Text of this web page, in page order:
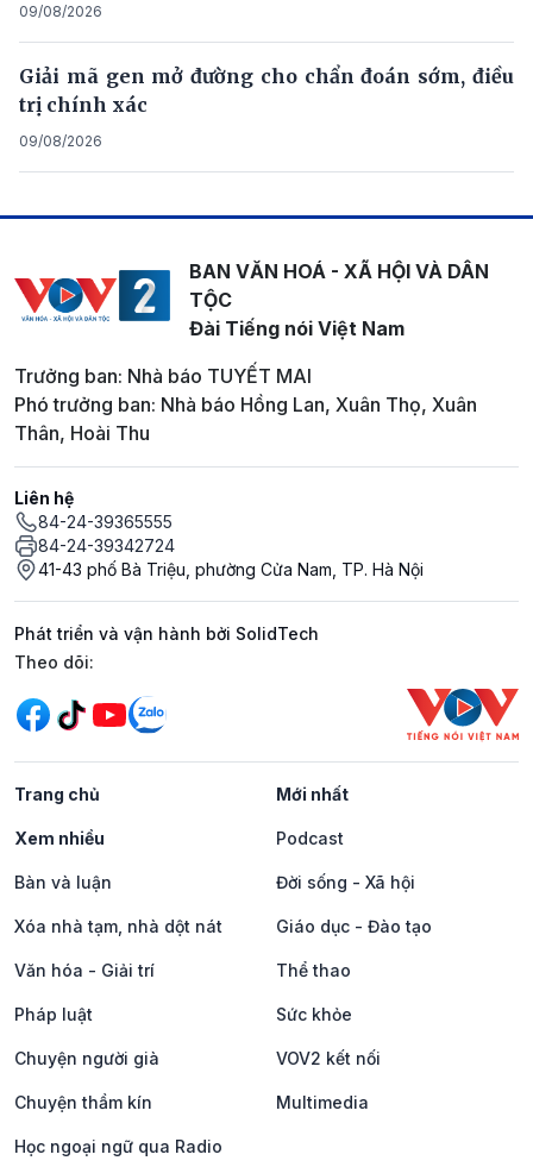
09/08/2026
Giải mã gen mở đường cho chẩn đoán sớm, điều
trị chính xác
09/08/2026
BAN VĂN HOÁ - XÃ HỘI VÀ DÂN
TỘC
Đài Tiếng nói Việt Nam
Trưởng ban: Nhà báo TUYẾT MAI
Phó trưởng ban: Nhà báo Hồng Lan, Xuân Thọ, Xuân
Thân, Hoài Thu
Liên hệ
84-24-39365555
84-24-39342724
41-43 phố Bà Triệu, phường Cửa Nam, TP. Hà Nội
Phát triển và vận hành bởi SolidTech
Mạng xã hội
Theo dõi:
Trang chủ Mới nhất
Xem nhiều Podcast
Bàn và luận Đời sống - Xã hội
Xóa nhà tạm, nhà dột nát Giáo dục - Đào tạo
Văn hóa - Giải trí Thể thao
Pháp luật Sức khỏe
Chuyện người già VOV2 kết nối
Chuyện thầm kín Multimedia
Học ngoại ngữ qua Radio